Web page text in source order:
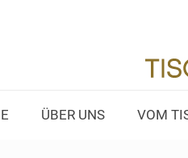
ÜBER UNS VOM